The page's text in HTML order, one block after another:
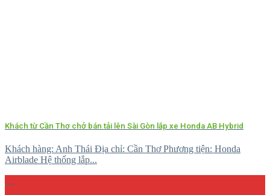
Khách từ Cần Thơ chở bán tải lên Sài Gòn lắp xe Honda AB Hybrid
Khách hàng: Anh Thái Địa chỉ: Cần Thơ Phương tiện: Honda
Airblade Hệ thống lắp...